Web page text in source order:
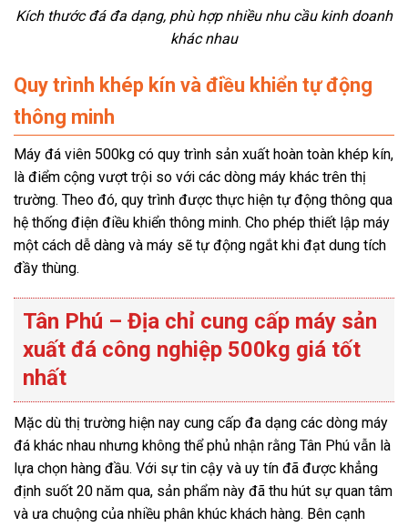
Kích thước đá đa dạng, phù hợp nhiều nhu cầu kinh doanh
khác nhau
Quy trình khép kín và điều khiển tự động
thông minh
Máy đá viên 500kg có quy trình sản xuất hoàn toàn khép kín,
là điểm cộng vượt trội so với các dòng máy khác trên thị
trường. Theo đó, quy trình được thực hiện tự động thông qua
hệ thống điện điều khiển thông minh. Cho phép thiết lập máy
một cách dễ dàng và máy sẽ tự động ngắt khi đạt dung tích
đầy thùng.
Tân Phú – Địa chỉ cung cấp máy sản
xuất đá công nghiệp 500kg giá tốt
nhất
Mặc dù thị trường hiện nay cung cấp đa dạng các dòng máy
đá khác nhau nhưng không thể phủ nhận rằng Tân Phú vẫn là
lựa chọn hàng đầu. Với sự tin cậy và uy tín đã được khẳng
định suốt 20 năm qua, sản phẩm này đã thu hút sự quan tâm
và ưa chuộng của nhiều phân khúc khách hàng. Bên cạnh